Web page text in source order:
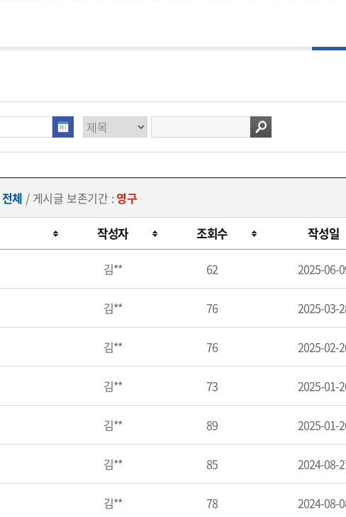
전체 / 게시글 보존기간 :영구
작성자 조회수 작성일
김** 62 2025-06-
김** 76 2025-03-
김** 76 2025-02-
김** 73 2025-01-
김** 89 2025-01-
김** 85 2024-08-
김** 78 2024-08-